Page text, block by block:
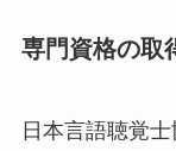
専門資格の取
日本言語聴覚